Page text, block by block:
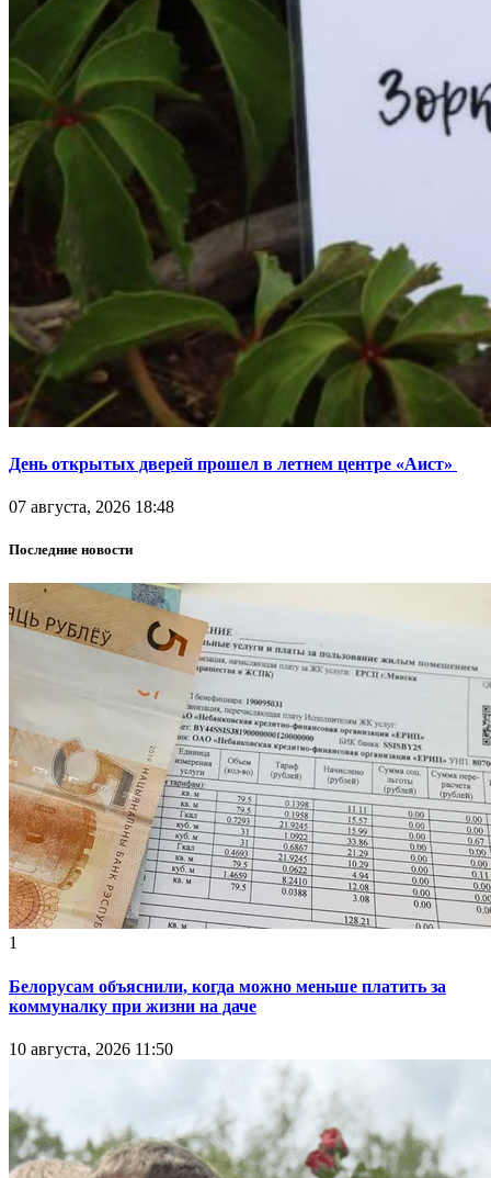
День открытых дверей прошел в летнем центре «Аист»
07 августа, 2026 18:48
Последние новости
1
Белорусам объяснили, когда можно меньше платить за
коммуналку при жизни на даче
10 августа, 2026 11:50